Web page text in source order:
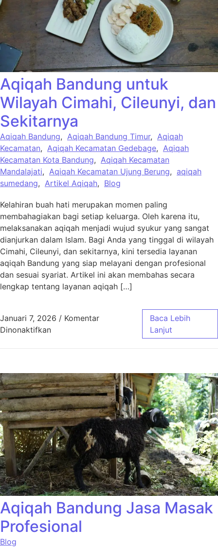
Aqiqah Bandung untuk
Wilayah Cimahi, Cileunyi, dan
Sekitarnya
Aqiqah Bandung, Aqiqah Bandung Timur, Aqiqah
Kecamatan, Aqiqah Kecamatan Gedebage, Aqiqah
Kecamatan Kota Bandung, Aqiqah Kecamatan
Mandalajati, Aqiqah Kecamatan Ujung Berung, aqiqah
sumedang, Artikel Aqiqah, Blog
Kelahiran buah hati merupakan momen paling
membahagiakan bagi setiap keluarga. Oleh karena itu,
melaksanakan aqiqah menjadi wujud syukur yang sangat
dianjurkan dalam Islam. Bagi Anda yang tinggal di wilayah
Cimahi, Cileunyi, dan sekitarnya, kini tersedia layanan
aqiqah Bandung yang siap melayani dengan profesional
dan sesuai syariat. Artikel ini akan membahas secara
lengkap tentang layanan aqiqah […]
Januari 7, 2026 / Komentar
Dinonaktifkanpada Aqiqah Bandung untuk Wilayah
Baca Lebih
Lanjut
Aqiqah Bandung Jasa Masak
Profesional
Blog